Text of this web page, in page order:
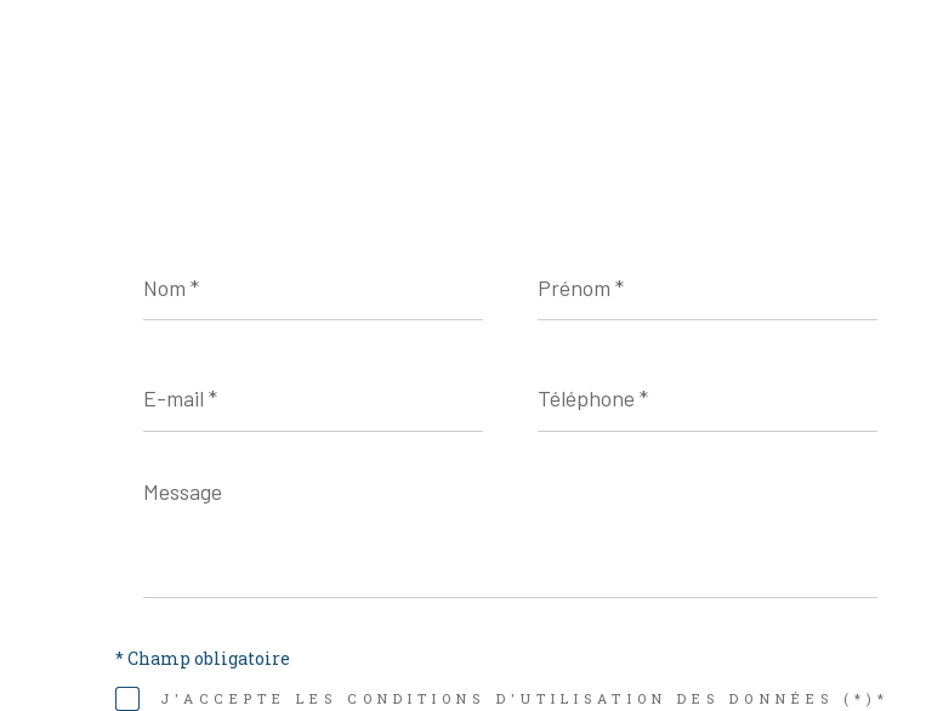
* *
mail
*
*
Message
*
J'ACCEPTE LES CONDITIONS D'UTILISATION DES DONNÉES (*)*
* Champ obligatoire